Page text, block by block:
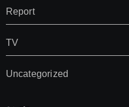
Report
TV
Uncategorized